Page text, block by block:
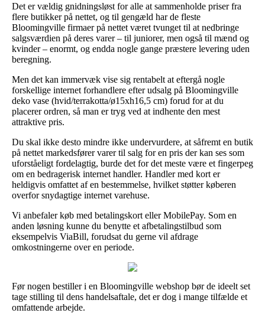
Det er vældig gnidningsløst for alle at sammenholde priser fra
flere butikker på nettet, og til gengæld har de fleste
Bloomingville firmaer på nettet været tvunget til at nedbringe
salgsværdien på deres varer – til juniorer, men også til mænd og
kvinder – enormt, og endda nogle gange præstere levering uden
beregning.
Men det kan immervæk vise sig rentabelt at eftergå nogle
forskellige internet forhandlere efter udsalg på Bloomingville
deko vase (hvid/terrakotta/ø15xh16,5 cm) forud for at du
placerer ordren, så man er tryg ved at indhente den mest
attraktive pris.
Du skal ikke desto mindre ikke undervurdere, at såfremt en butik
på nettet markedsfører varer til salg for en pris der kan ses som
uforståeligt fordelagtig, burde det for det meste være et fingerpeg
om en bedragerisk internet handler. Handler med kort er
heldigvis omfattet af en bestemmelse, hvilket støtter køberen
overfor snydagtige internet varehuse.
Vi anbefaler køb med betalingskort eller MobilePay. Som en
anden løsning kunne du benytte et afbetalingstilbud som
eksempelvis ViaBill, forudsat du gerne vil afdrage
omkostningerne over en periode.
Før nogen bestiller i en Bloomingville webshop bør de ideelt set
tage stilling til dens handelsaftale, det er dog i mange tilfælde et
omfattende arbejde.